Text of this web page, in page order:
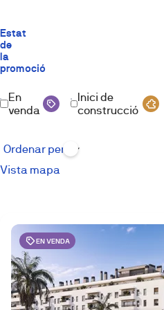
Estat
de
la
promoció
En
venda
Inici de
construcció
Vista mapa
EN VENDA